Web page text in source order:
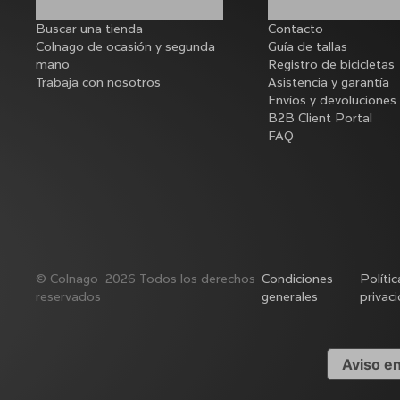
Buscar una tienda
Colnago de ocasión y segunda
mano
Trabaja con nosotros
Contacto
Guía de tallas
Registro de bicicletas
Asistencia y garantía
Envíos y devoluciones
B2B Client Portal
FAQ
© Colnago 2026 Todos los derechos
reservados
Condiciones
generales
Aviso